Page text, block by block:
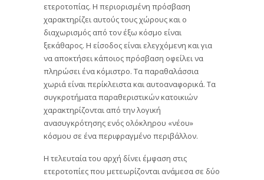
ετεροτοπίας. Η περιορισμένη πρόσβαση
χαρακτηρίζει αυτούς τους χώρους και ο
διαχωρισμός από τον έξω κόσμο είναι
ξεκάθαρος. Η είσοδος είναι ελεγχόμενη και για
να αποκτήσει κάποιος πρόσβαση οφείλει να
πληρώσει ένα κόμιστρο. Τα παραθαλάσσια
χωριά είναι περίκλειστα και αυτοαναφορικά. Τα
συγκροτήματα παραθεριστικών κατοικιών
χαρακτηρίζονται από την λογική
ανασυγκρότησης ενός ολόκληρου «νέου»
κόσμου σε ένα περιφραγμένο περιβάλλον.
Η τελευταία του αρχή δίνει έμφαση στις
ετεροτοπίες που μετεωρίζονται ανάμεσα σε δύο